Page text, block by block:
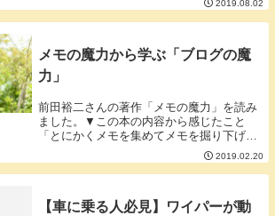
るけど品質が悪いのが一昔前までの中国製
品でした。しかし、今となっては日本製や
2019.08.02
メモの魔力から学ぶ「ブログの魔
力」
前田裕二さんの著作「メモの魔力」を読み
ました。▼この本の内容から感じたこと
「とにかくメモを集めてメモを掘り下げて
探求・具体化・抽象化などを繰り返して生
活や仕事に活かすとよい。」メモというツ
ールは非常に強力で前田さんの言っている
2019.02.20
【車に乗る人必見】ワイパーが動